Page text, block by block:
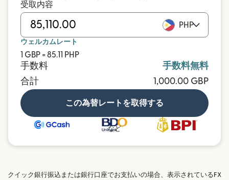
受取内容
PHP
ウェルカムレート
1 GBP = 85.11 PHP
手数料
手数料無料
合計
1,000.00 GBP
この為替レートを取得する
など
クイック銀行振込または銀行口座でお支払いの場合、表示されているFX